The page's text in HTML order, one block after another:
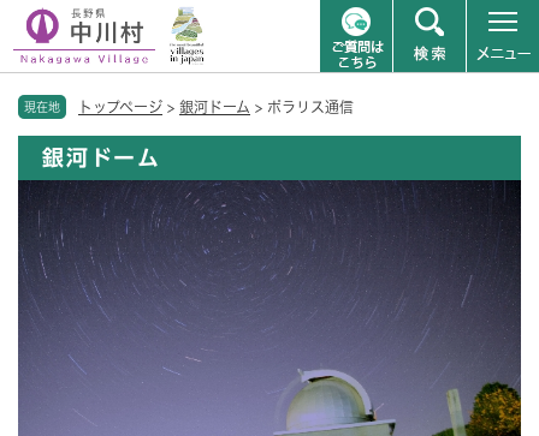
現在地 トップページ > 銀河ドーム > ポラリス通信
銀河ドーム